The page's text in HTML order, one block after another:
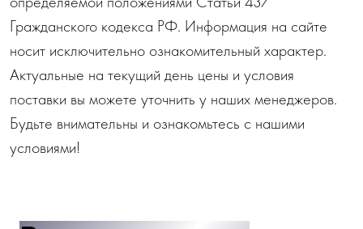
Гражданского кодекса РФ. Информация на сайте
носит исключительно ознакомительный характер.
Актуальные на текущий день цены и условия
поставки вы можете уточнить у наших менеджеров.
Будьте внимательны и ознакомьтесь с нашими
условиями!